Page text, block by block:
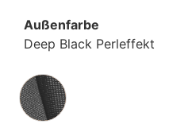
Außenfarbe
Deep Black Perleffekt
Innenausstattung